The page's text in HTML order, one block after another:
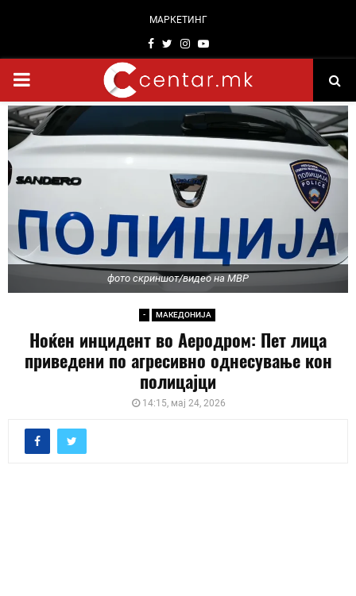
МАРКЕТИНГ
Facebook
TwitterInstagram
Youtube
PRIMARY
MENU
фото скриншот/видео на МВР
- МАКЕДОНИЈА
Ноќен инцидент во Аеродром: Пет лица
приведени по агресивно однесување кон
полицајци
14:15, мај 24, 2026